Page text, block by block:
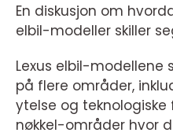
En diskusjon om
elbil-modeller skiller
Lexus elbil-modellene
på flere områder,
ytelse og teknologiske
nøkkel-områder hvor